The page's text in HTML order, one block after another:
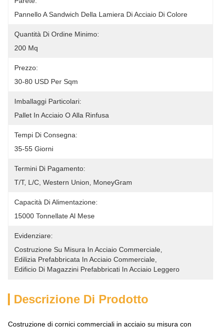
Pannello A Sandwich Della Lamiera Di Acciaio Di Colore
Quantità Di Ordine Minimo:
200 Mq
Prezzo:
30-80 USD Per Sqm
Imballaggi Particolari:
Pallet In Acciaio O Alla Rinfusa
Tempi Di Consegna:
35-55 Giorni
Termini Di Pagamento:
T/T, L/C, Western Union, MoneyGram
Capacità Di Alimentazione:
15000 Tonnellate Al Mese
Evidenziare:
Costruzione Su Misura In Acciaio Commerciale
Edilizia Prefabbricata In Acciaio Commerciale
Edificio Di Magazzini Prefabbricati In Acciaio Leggero
Descrizione Di Prodotto
Costruzione di cornici commerciali in acciaio su misura con